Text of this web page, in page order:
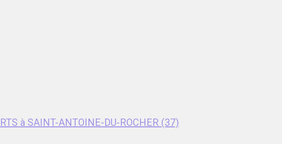
à SAINT-ANTOINE-DU-ROCHER (37)